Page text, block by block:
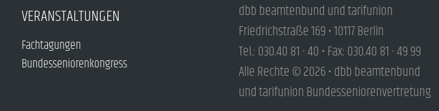
VERANSTALTUNGEN
Fachtagungen
Bundesseniorenkongress
dbb beamtenbund und tarifunion
Friedrichstraße 169 • 10117 Berlin
Tel.: 030.40 81 - 40 • Fax: 030.40 81 - 49 99
Alle Rechte © 2026 • dbb beamtenbund
und tarifunion Bundesseniorenvertretung